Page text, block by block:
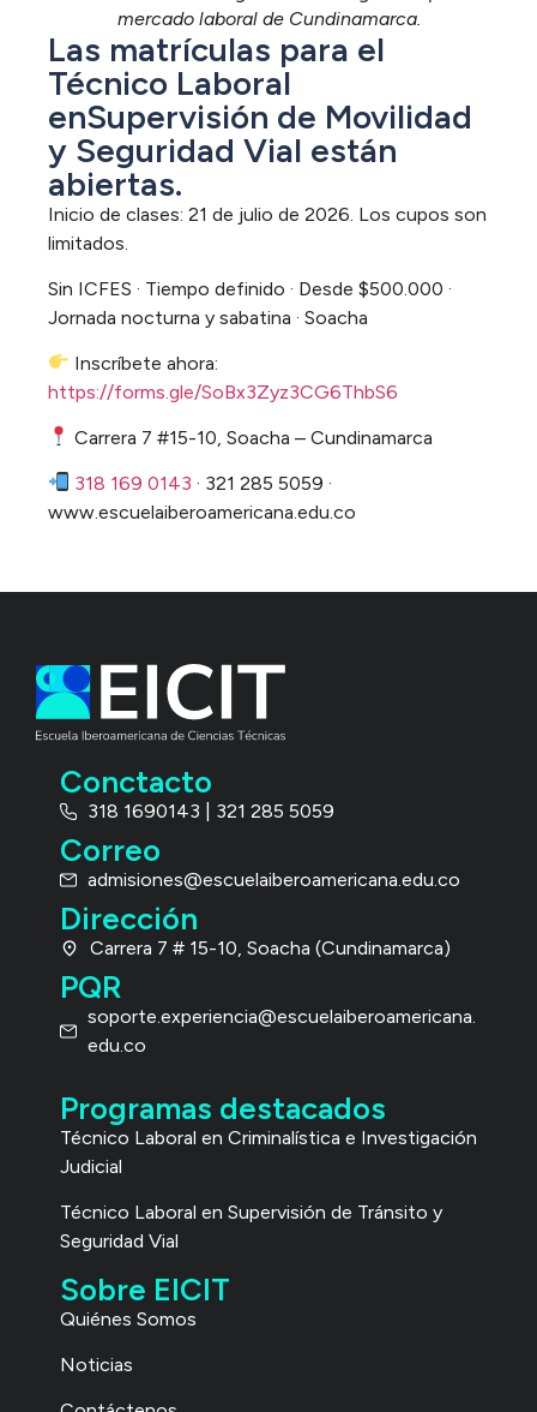
mercado laboral de Cundinamarca.
Las matrículas para el
Técnico Laboral
enSupervisión de Movilidad
y Seguridad Vial están
abiertas.
Inicio de clases: 21 de julio de 2026. Los cupos son
limitados.
Sin ICFES · Tiempo definido · Desde $500.000 ·
Jornada nocturna y sabatina · Soacha
Inscríbete ahora:
https://forms.gle/SoBx3Zyz3CG6ThbS6
Carrera 7 #15-10, Soacha – Cundinamarca
318 169 0143 · 321 285 5059 ·
www.escuelaiberoamericana.edu.co
Conctacto
318 1690143 | 321 285 5059
Correo
admisiones@escuelaiberoamericana.edu.co
Dirección
Carrera 7 # 15-10, Soacha (Cundinamarca)
PQR
soporte.experiencia@escuelaiberoamericana.
edu.co
Programas destacados
Técnico Laboral en Criminalística e Investigación
Judicial
Técnico Laboral en Supervisión de Tránsito y
Seguridad Vial
Sobre EICIT
Quiénes Somos
Noticias